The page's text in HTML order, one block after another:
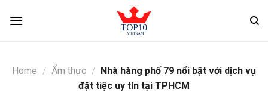
Home / Ẩm thực / Nhà hàng phố 79 nổi bật với dịch vụ
đặt tiệc uy tín tại TPHCM